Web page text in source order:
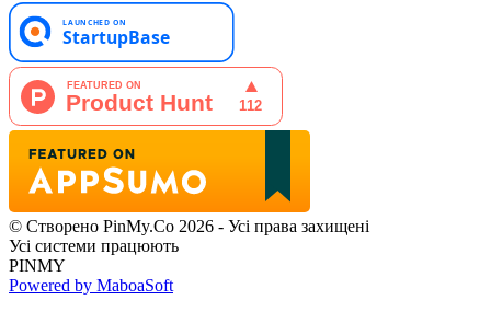
© Створено PinMy.Co 2026 - Усі права захищені
Усі системи працюють
PINMY
Powered by MaboaSoft